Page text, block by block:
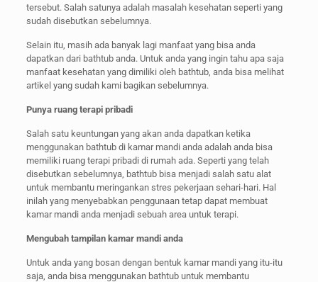
tersebut. Salah satunya adalah masalah kesehatan seperti yang
sudah disebutkan sebelumnya.
Selain itu, masih ada banyak lagi manfaat yang bisa anda
dapatkan dari bathtub anda. Untuk anda yang ingin tahu apa saja
manfaat kesehatan yang dimiliki oleh bathtub, anda bisa melihat
artikel yang sudah kami bagikan sebelumnya.
Punya ruang terapi pribadi
Salah satu keuntungan yang akan anda dapatkan ketika
menggunakan bathtub di kamar mandi anda adalah anda bisa
memiliki ruang terapi pribadi di rumah ada. Seperti yang telah
disebutkan sebelumnya, bathtub bisa menjadi salah satu alat
untuk membantu meringankan stres pekerjaan sehari-hari. Hal
inilah yang menyebabkan penggunaan tetap dapat membuat
kamar mandi anda menjadi sebuah area untuk terapi.
Mengubah tampilan kamar mandi anda
Untuk anda yang bosan dengan bentuk kamar mandi yang itu-itu
saja, anda bisa menggunakan bathtub untuk membantu